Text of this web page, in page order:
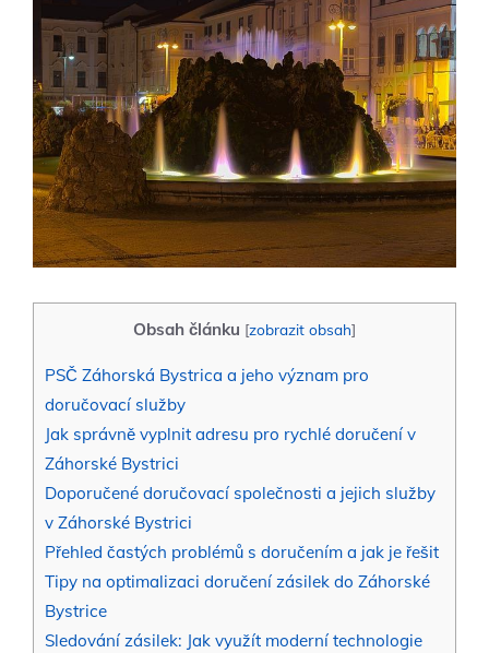
Obsah článku [zobrazit obsah]
PSČ Záhorská Bystrica a jeho význam pro
doručovací služby
Jak správně vyplnit adresu pro​ rychlé doručení v
Záhorské Bystrici
Doporučené doručovací společnosti a jejich služby
v Záhorské Bystrici
Přehled častých problémů s doručením a jak je řešit
Tipy na optimalizaci doručení zásilek do Záhorské
Bystrice
Sledování zásilek: Jak využít moderní technologie